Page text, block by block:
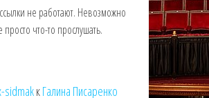
не работают. Невозможно
просто что-то прослушать.
sidmakкГалина Писаренко